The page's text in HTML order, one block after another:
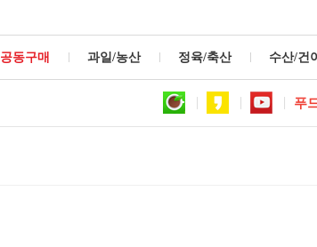
공동구매 과일/농산 정육/축산 수산/건
푸